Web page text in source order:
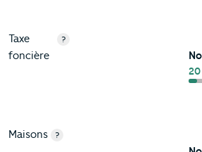
Taxe
foncière
?
20
Maisons ?